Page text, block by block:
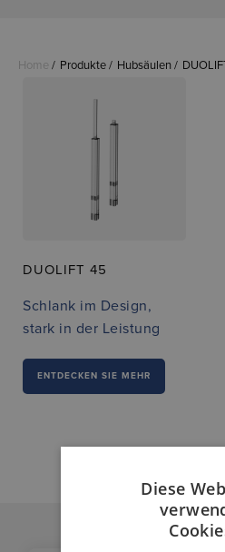
Home Produkte Hubsäulen
DUOLIFT 45
Schlank im Design,
stark in der Leistung
ENTDECKEN SIE MEHR
Diese